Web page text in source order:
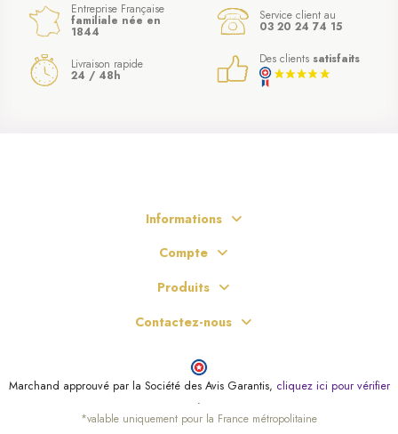
Entreprise Française
familiale née en
1844
Service client au
03 20 24 74 15
Livraison rapide
24 / 48h
Des clients satisfaits
Informations
Compte
Produits
Contactez-nous
Marchand approuvé par la Société des Avis Garantis, cliquez ici pour vérifier
.
*valable uniquement pour la France métropolitaine